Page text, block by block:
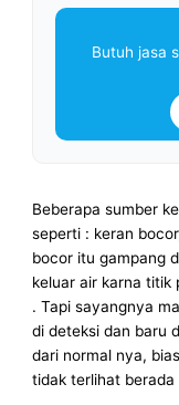
Butuh jasa
Beberapa sumber
seperti : keran
bocor itu gampang
keluar air karna titik
. Tapi sayangnya
di deteksi dan baru
dari normal nya,
tidak terlihat berada